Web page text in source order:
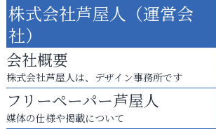
あなたらしく奏でる、音楽の時間
便利屋ファースト
株式会社芦屋人（運営会
社）
会社概要
株式会社芦屋人は、デザイン事務所です
フリーペーパー芦屋人
媒体の仕様や掲載について